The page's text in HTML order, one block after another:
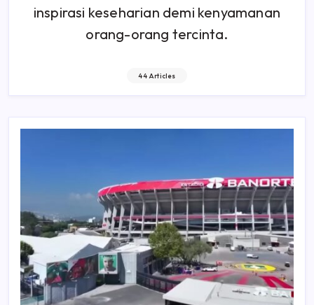
inspirasi keseharian demi kenyamanan
orang-orang tercinta.
44 Articles